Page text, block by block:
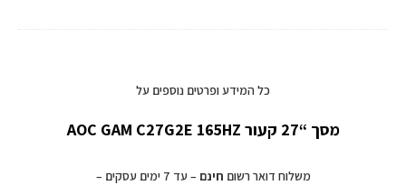
כל המידע ופרטים נוספים על
מסך “27 קעור AOC GAM C27G2E 165HZ
משלוח דואר רשום חינם – עד 7 ימים עסקים –